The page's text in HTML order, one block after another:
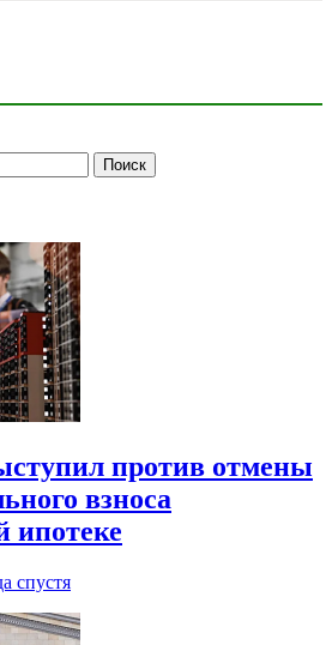
против отмены
взноса
ипотеке
спустя